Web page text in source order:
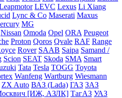
LEVC Lexus Li Xiang
Lync & Co Maserati Maxus
MG
Nissan Omoda Opel ORA Peugeot
Proton Qoros Qvale RAF Range
Rover SAAB Saipa Samand /
Scion SEAT Skoda SMA Smart
Tata Tesla TOGG Toyota
Wanfeng Wartburg Wiesmann
ZX Auto ВАЗ (Lada) ГАЗ ЗАЗ
[ИЖ, АЗЛК] ТагАЗ УАЗ